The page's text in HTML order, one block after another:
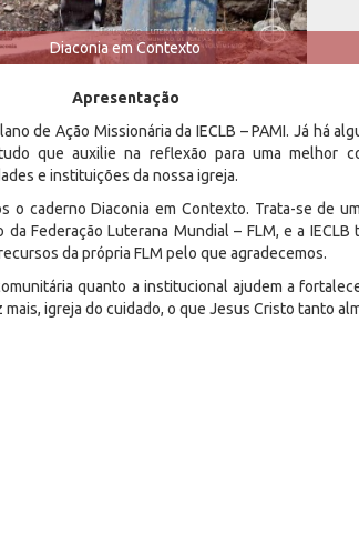
Diaconia em Contexto
Apresentação
de Ação Missionária da IECLB – PAMI. Já há
que auxilie na reflexão para uma melhor
e instituições da nossa igreja.
o caderno Diaconia em Contexto. Trata-se de
Federação Luterana Mundial – FLM, e a
da própria FLM pelo que agradecemos.
quanto a institucional ajudem a
igreja do cuidado, o que Jesus Cristo tanto